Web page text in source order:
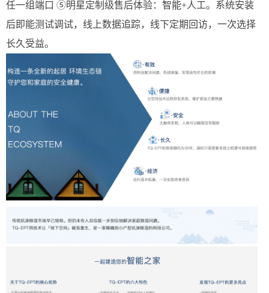
任一组端口 ⑤明星定制级售后体验：智能+人工。系统安装
后即能测试调试，线上数据追踪，线下定期回访，一次选择
长久受益。